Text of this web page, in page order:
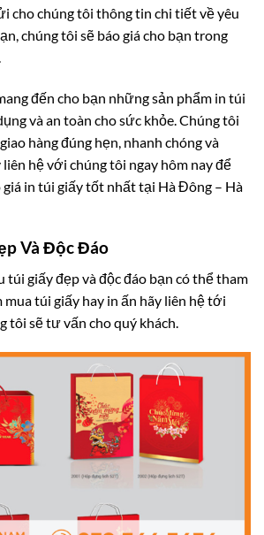
cho chúng tôi thông tin chi tiết về yêu
chúng tôi sẽ báo giá cho bạn trong
đến cho bạn những sản phẩm in túi
và an toàn cho sức khỏe. Chúng tôi
hàng đúng hẹn, nhanh chóng và
hệ với chúng tôi ngay hôm nay để
in túi giấy tốt nhất tại Hà Đông – Hà
Và Độc Đáo
túi giấy đẹp và độc đáo bạn có thể tham
mua túi giấy hay in ấn hãy liên hệ tới
tôi sẽ tư vấn cho quý khách.